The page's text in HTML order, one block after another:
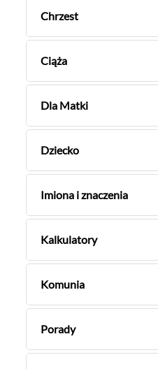
Chrzest
Ciąża
Dla Matki
Dziecko
Imiona i znaczenia
Kalkulatory
Komunia
Porady